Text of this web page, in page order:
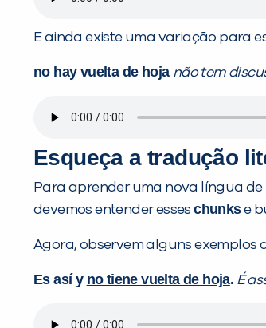
E ainda existe uma variação para
no hay vuelta de hoja não tem
Esqueça a tradução
Para aprender uma nova língua
devemos entender esseschunkse
Agora, observem alguns exemplos
Es así y no tiene vuelta de hoja. É